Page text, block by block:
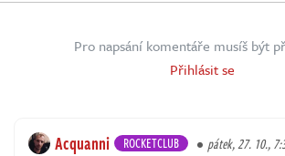
Pro napsání komentáře musíš být
Přihlásit se
Acquanni ROCKETCLUB pátek, 27. 10.,